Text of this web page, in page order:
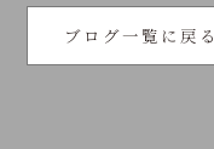
ブログ一覧に戻る